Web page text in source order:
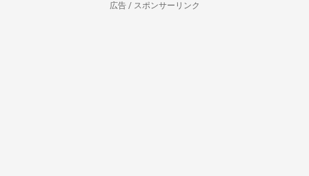
広告 / スポンサーリンク